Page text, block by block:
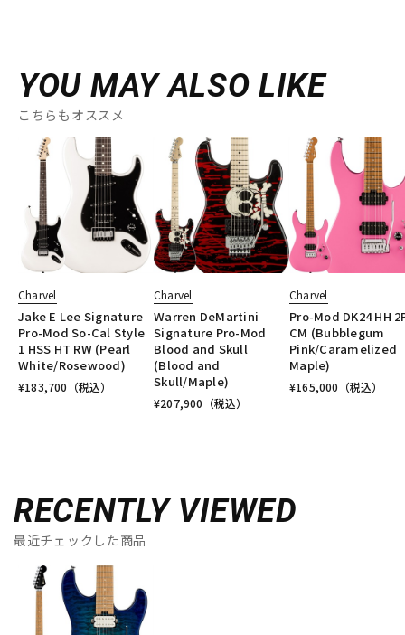
YOU MAY ALSO LIKE
こちらもオススメ
Charvel
Jake E Lee Signature
Pro-Mod So-Cal Style
1 HSS HT RW (Pearl
White/Rosewood)
¥183,700 （税込）
Charvel
Warren DeMartini
Signature Pro-Mod
Blood and Skull
(Blood and
Skull/Maple)
¥207,900 （税込）
Charvel
Pro-Mod DK24 HH
CM (Bubblegum
Pink/Caramelized
Maple)
¥165,000 （税込）
RECENTLY VIEWED
最近チェックした商品